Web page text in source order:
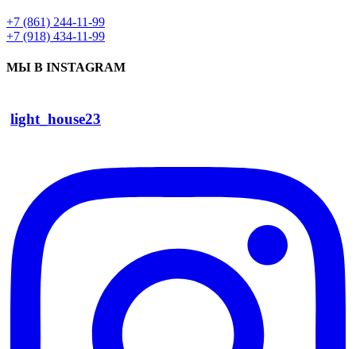
+7 (861) 244-11-99
+7 (918) 434-11-99
МЫ В INSTAGRAM
light_house23